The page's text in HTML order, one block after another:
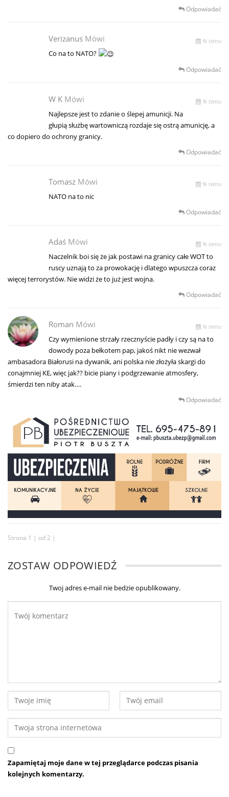
Odpowiadać
Verizanus Mówi % temu
Co na to NATO?
Odpowiadać
W K Mówi % temu
Najlepsze jest to zdanie o ślepej amunicji. Na
głupią służbę wartowniczą rozdaje się ostrą amunicję, a
co dopiero do ochrony granicy.
Odpowiadać
Tomasz Mówi % temu
NATO na to nic
Odpowiadać
Adaś Mówi % temu
Naczelnik boi się że jak postawi na granicy całe WOT to
ruscy uznają to za prowokację i dlatego wpuszcza coraz
więcej terrorystów. Nie widzi że to już jest wojna.
Odpowiadać
Roman Mówi % temu
Czy wymienione strzały rzecznyście padły i czy są na to
dowody poza bełkotem pap, jakoś nikt nie wezwał
ambasadora Białorusi na dywanik, ani polska nie złożyła skargi do
conajmniej KE, więc jak?? bicie piany i podgrzewanie atmosfery,
śmierdzi ten niby atak….
Odpowiadać
Strona 1 | od 2 |
ZOSTAW ODPOWIEDŹ
Twoj adres e-mail nie bedzie opublikowany.
Zapamiętaj moje dane w tej przeglądarce podczas pisania
kolejnych komentarzy.